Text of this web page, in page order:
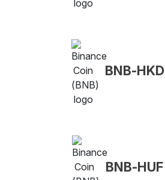
BNB-HKD
BNB-HUF